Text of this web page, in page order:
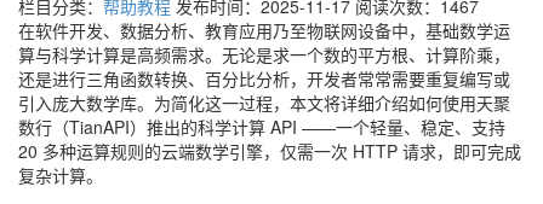
栏目分类： 帮助教程 发布时间：2025-11-17 阅读次数：1467
在软件开发、数据分析、教育应用乃至物联网设备中，基础数学运
算与科学计算是高频需求。无论是求一个数的平方根、计算阶乘，
还是进行三角函数转换、百分比分析，开发者常常需要重复编写或
引入庞大数学库。为简化这一过程，本文将详细介绍如何使用天聚
数行（TianAPI）推出的科学计算 API ——一个轻量、稳定、支持
20 多种运算规则的云端数学引擎，仅需一次 HTTP 请求，即可完成
复杂计算。